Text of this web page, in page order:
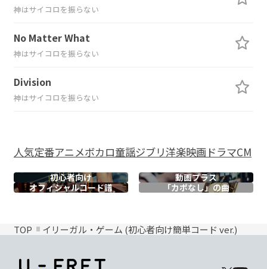
神はサイコロを振らない
No Matter What
神はサイコロを振らない
Division
神はサイコロを振らない
人気定番アニメボカロ童謡ジブリ洋楽映画ドラマCM
初心者向け
動画プラス
オフィシャルコード譜 「カポなし」の曲
TOP イリーガル・ゲーム (初心者向け簡単コード ver.)